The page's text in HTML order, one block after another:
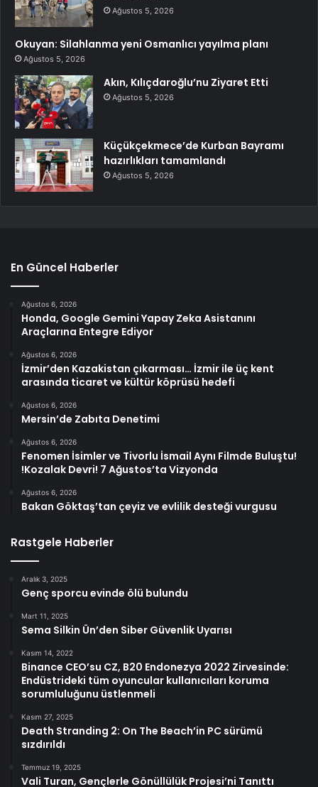
Ağustos 5, 2026
Okuyan: Silahlanma yeni Osmanlıcı yayılma planı
Ağustos 5, 2026
Akın, Kılıçdaroğlu’nu Ziyaret Etti
Ağustos 5, 2026
Küçükçekmece’de Kurban Bayramı
hazırlıkları tamamlandı
Ağustos 5, 2026
En Güncel Haberler
Ağustos 6, 2026
Honda, Google Gemini Yapay Zeka Asistanını
Araçlarına Entegre Ediyor
Ağustos 6, 2026
İzmir’den Kazakistan çıkarması… İzmir ile üç kent
arasında ticaret ve kültür köprüsü hedefi
Ağustos 6, 2026
Mersin’de Zabıta Denetimi
Ağustos 6, 2026
Fenomen İsimler ve Tivorlu İsmail Aynı Filmde Buluştu!
!Kozalak Devri! 7 Ağustos’ta Vizyonda
Ağustos 6, 2026
Bakan Göktaş’tan çeyiz ve evlilik desteği vurgusu
Rastgele Haberler
Aralık 3, 2025
Genç sporcu evinde ölü bulundu
Mart 11, 2025
Sema Silkin Ün’den Siber Güvenlik Uyarısı
Kasım 14, 2022
Binance CEO’su CZ, B20 Endonezya 2022 Zirvesinde:
Endüstrideki tüm oyuncular kullanıcıları koruma
sorumluluğunu üstlenmeli
Kasım 27, 2025
Death Stranding 2: On The Beach’in PC sürümü
sızdırıldı
Temmuz 19, 2025
Vali Turan, Gençlerle Gönüllülük Projesi’ni Tanıttı